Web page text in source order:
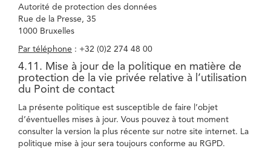
Autorité de protection des données
Rue de la Presse, 35
1000 Bruxelles
Par téléphone : +32 (0)2 274 48 00
4.11. Mise à jour de la politique en matière de
protection de la vie privée relative à l’utilisation
du Point de contact
La présente politique est susceptible de faire l’objet
d’éventuelles mises à jour. Vous pouvez à tout moment
consulter la version la plus récente sur notre site internet. La
politique mise à jour sera toujours conforme au RGPD.